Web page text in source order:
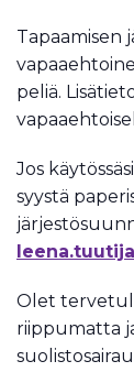
Tapaamisen
peliä.
Jos
syystä
Olet
riippumatta